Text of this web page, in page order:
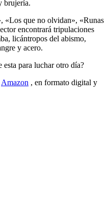
brujería.
«Los que no olvidan», «Runas
encontrará tripulaciones
licántropos del abismo,
y acero.
para luchar otro día?
Amazon , en formato digital y